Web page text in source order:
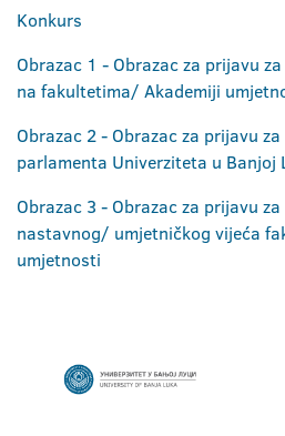
Konkurs
Obrazac 1 - Obrazac za prijavu
na fakultetima/ Akademiji
Obrazac 2 - Obrazac za prijavu
parlamenta Univerziteta u Banjoj
Obrazac 3 - Obrazac za prijavu
nastavnog/ umjetničkog vijeća
umjetnosti